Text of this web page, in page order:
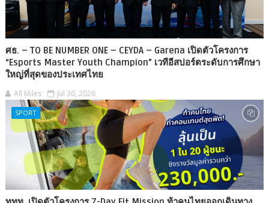
ศธ. – TO BE NUMBER ONE – CEYDA – Garena เปิดตัวโครงการ
“Esports Master Youth Champion” เวทีอีสปอร์ตระดับการศึกษา
ใหญ่ที่สุดของประเทศไทย
All Miles Jul 30, 2026
SPORT